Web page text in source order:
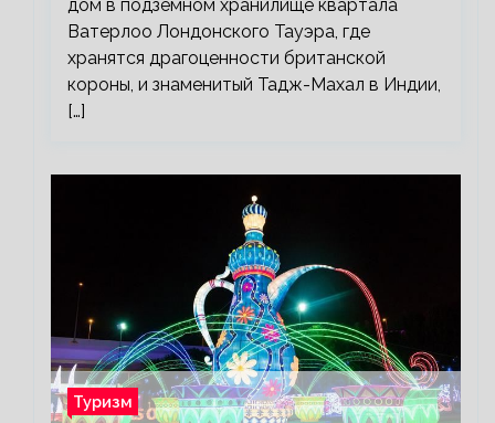
дом в подземном хранилище квартала
Ватерлоо Лондонского Тауэра, где
хранятся драгоценности британской
короны, и знаменитый Тадж-Махал в Индии,
[…]
Туризм